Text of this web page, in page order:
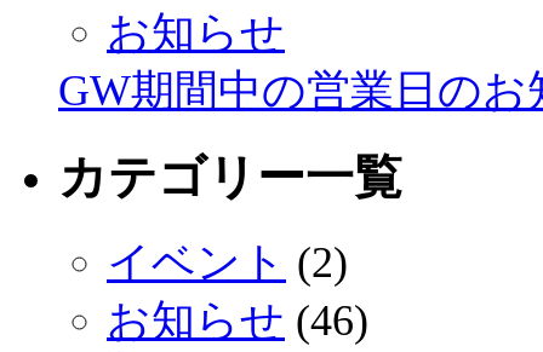
お知らせ
GW期間中の営業日のお
カテゴリー一覧
イベント (2)
お知らせ (46)